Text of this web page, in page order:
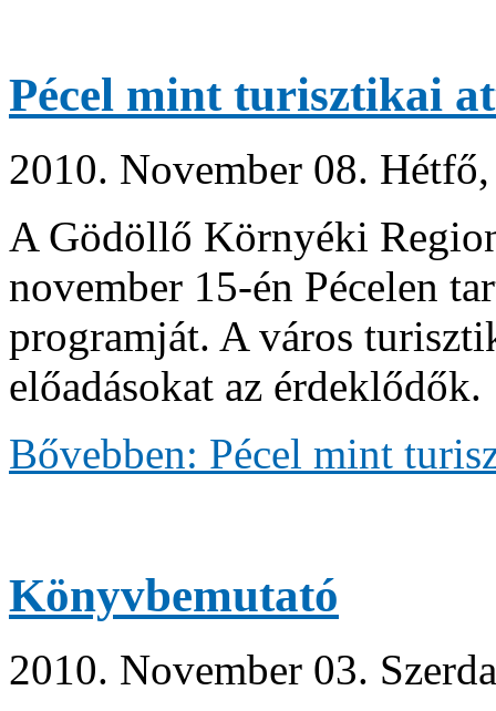
Pécel mint turisztikai
2010. November 08.
A Gödöllő Környéki
november 15-én Pécelen
programját. A város
előadásokat az érdeklődők.
Bővebben: Pécel mint
Könyvbemutató
2010. November 03.